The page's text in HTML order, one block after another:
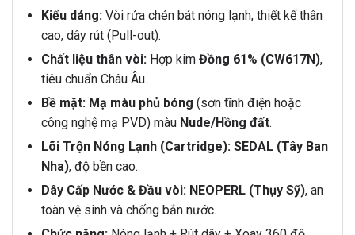
Kiểu dáng:Vòi rửa chén bát nóng lạnh, thiết kế thân
cao, dây rút (Pull-out).
Chất liệu thân vòi:Hợp kim Đồng 61% (CW617N),
tiêu chuẩn Châu Âu.
Bề mặt: Mạ màu phủ bóng (sơn tĩnh điện hoặc
công nghệ mạ PVD) màu Nude/Hồng đất.
Lõi Trộn Nóng Lạnh (Cartridge): SEDAL (Tây Ban
Nha), độ bền cao.
Dây Cấp Nước & Đầu vòi: NEOPERL (Thụy Sỹ), an
toàn vệ sinh và chống bắn nước.